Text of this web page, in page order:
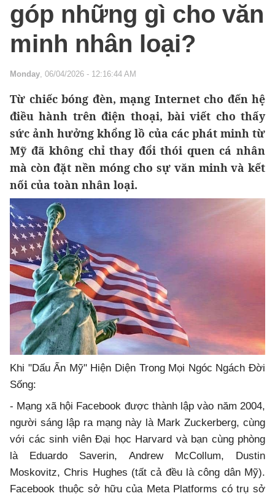
góp những gì cho văn
minh nhân loại?
Monday, 06/04/2026 - 12:16:44 AM
Từ chiếc bóng đèn, mạng Internet cho đến hệ
điều hành trên điện thoại, bài viết cho thấy
sức ảnh hưởng khổng lồ của các phát minh từ
Mỹ đã không chỉ thay đổi thói quen cá nhân
mà còn đặt nền móng cho sự văn minh và kết
nối của toàn nhân loại.
Khi "Dấu Ấn Mỹ" Hiện Diện Trong Mọi Ngóc Ngách Đời
Sống:
- Mạng xã hội Facebook được thành lập vào năm 2004,
người sáng lập ra mạng này là Mark Zuckerberg, cùng
với các sinh viên Đại học Harvard và bạn cùng phòng
là Eduardo Saverin, Andrew McCollum, Dustin
Moskovitz, Chris Hughes (tất cả đều là công dân Mỹ).
Facebook thuộc sở hữu của Meta Platforms có trụ sở